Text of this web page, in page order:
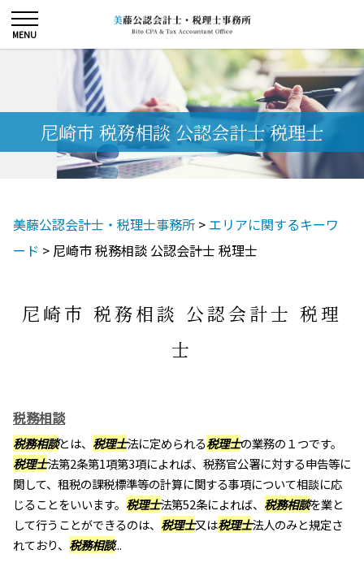
尼崎市 税務相談 公認会計士 税理士
美藤公認会計士・税理士事務所 > エリアに関するキーワ
ード > 尼崎市 税務相談 公認会計士 税理士
尼崎市 税務相談 公認会計士 税理
士
税務相談
税務相談とは、 税理士法に定められる税理士の業務の１つです。
税理士法第2条第1項第3項によれば、税務官公署に対する申告等に
関して、租税の課税標準等の計算に関する事項について相談に応
じることをいいます。 税理士法第52条によれば、 税務相談を業と
して行うことができるのは、 税理士又は税理士法人のみと規定さ
れており、 税務相談...